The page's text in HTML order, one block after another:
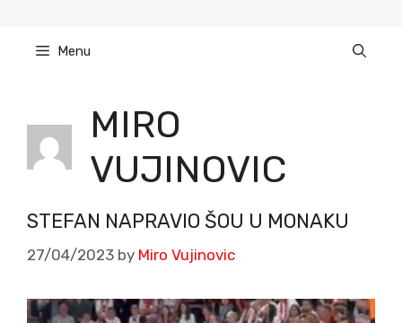
content Menu
MIRO
VUJINOVIC
STEFAN NAPRAVIO ŠOU U MONAKU
27/04/2023 by Miro Vujinovic